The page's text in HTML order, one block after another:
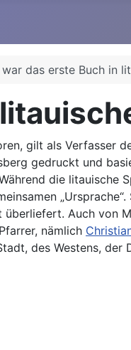
war das erste Buch in
gilt als Verfasser
gedruckt und
die litauische
Auch von
nämlich
des Westens, der